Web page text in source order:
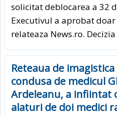
solicitat deblocarea a 32
Executivul a aprobat
relateaza News.ro.
Reteaua de imagistica
condusa de medicul
Ardeleanu, a infiintat
alaturi de doi medici